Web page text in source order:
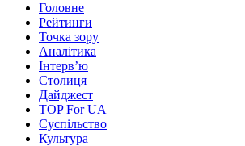
Головне
Рейтинги
Точка зору
Аналітика
Інтерв’ю
Столиця
Дайджест
TOP For UA
Суспiльство
Культура